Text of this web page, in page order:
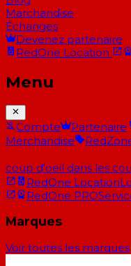
Marchandise
Échanges
Devenez partenaire
RedOne Location
Menu
Compte Partenaire
Merchandise
coup d'oeil dans les
RedOne Location
RedOne PRO
Marques
Voir toutes les marques